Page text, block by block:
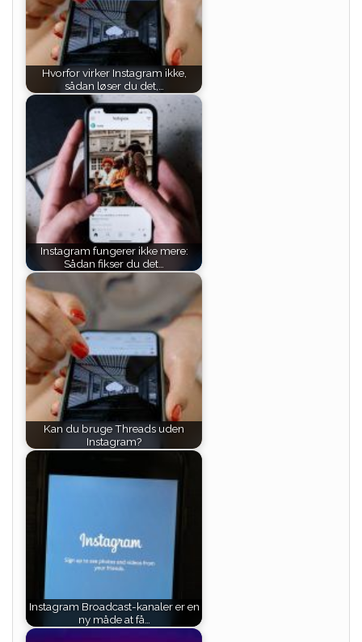
Hvorfor virker Instagram ikke,
sådan løser du det,…
Instagram fungerer ikke mere:
Sådan fikser du det…
Kan du bruge Threads uden
Instagram?
Instagram Broadcast-kanaler er en
ny måde at få…